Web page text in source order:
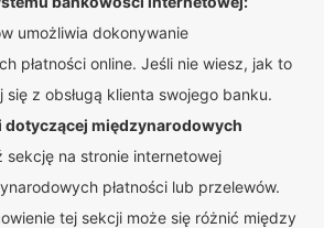
umożliwia dokonywanie
płatności online. Jeśli nie wiesz, jak to
z obsługą klienta swojego banku.
dotyczącej międzynarodowych
sekcję na stronie internetowej
płatności lub przelewów.
tej sekcji może się różnić między